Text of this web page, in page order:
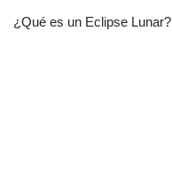
¿Qué es un Eclipse Lunar?